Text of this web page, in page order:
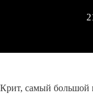
Крит, самый большой